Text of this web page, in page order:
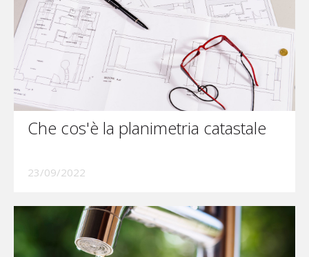
Che cos'è la planimetria catastale
23/09/2022